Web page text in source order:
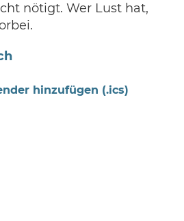
nötigt. Wer Lust hat,
hinzufügen (.ics)